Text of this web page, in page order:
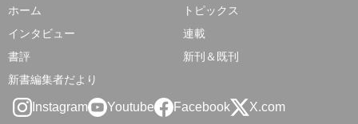
ホーム
トピックス
インタビュー
連載
書評
新刊＆既刊
新書編集者だより
Instagram Youtube Facebook X.com